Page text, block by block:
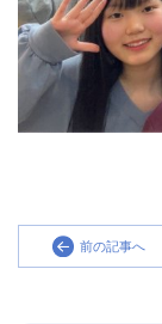
前の記事へ